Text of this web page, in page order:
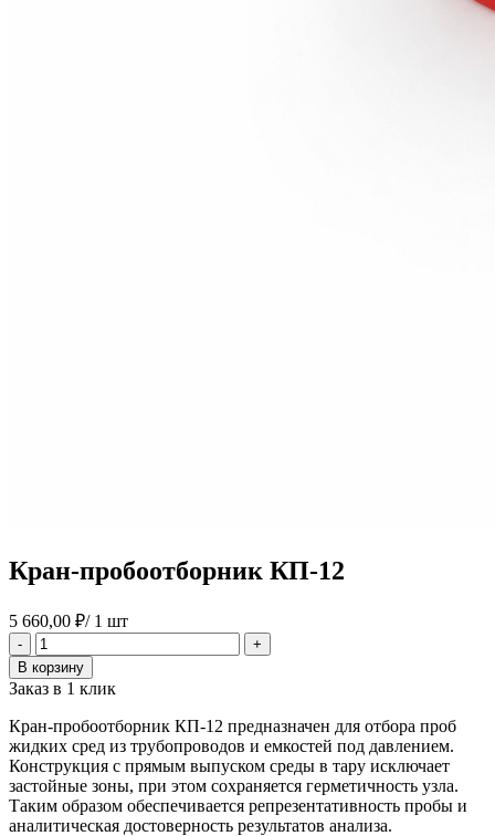
Кран-пробоотборник КП-12
5 660,00 ₽/ 1 шт
-
Количество
товара
Кран-
пробоотборник
КП-12
+
В корзину
Заказ в 1 клик
Кран-пробоотборник КП-12 предназначен для отбора проб
жидких сред из трубопроводов и емкостей под давлением.
Конструкция с прямым выпуском среды в тару исключает
застойные зоны, при этом сохраняется герметичность узла.
Таким образом обеспечивается репрезентативность пробы и
аналитическая достоверность результатов анализа.